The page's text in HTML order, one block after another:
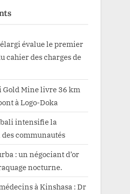
évalue le premier
cahier des charges de
Gold Mine livre 36 km
à Logo-Doka
intensifie la
communautés
: un négociant d’or
nocturne.
à Kinshasa : Dr